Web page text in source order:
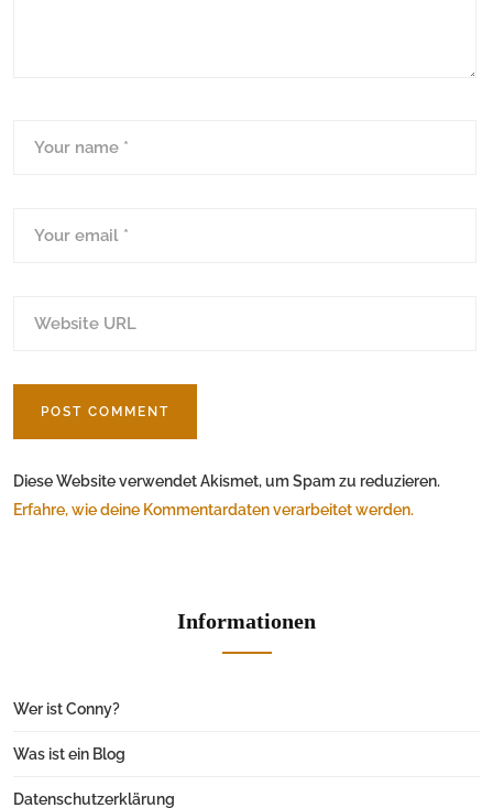
Diese Website verwendet Akismet, um Spam zu reduzieren.
Erfahre, wie deine Kommentardaten verarbeitet werden.
Informationen
Wer ist Conny?
Was ist ein Blog
Datenschutzerklärung